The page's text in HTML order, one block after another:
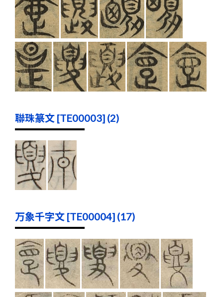
聯珠篆文 [TE00003] (2)
万象千字文 [TE00004] (17)